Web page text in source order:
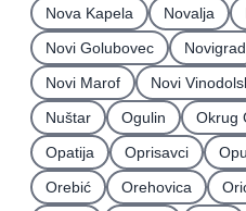
Nova Kapela
Novalja
Novi Golubovec
Novigrad
Novi Marof
Novi
Nuštar
Ogulin Okrug
Opatija
Oprisavci
Orebić
Orehovica